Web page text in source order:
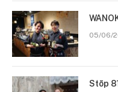
05/06/
Stōp 81